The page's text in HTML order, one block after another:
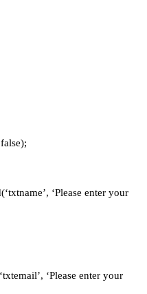
‘Please enter your
‘Please enter your